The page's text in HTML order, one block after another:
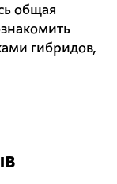
общая
гибридов,